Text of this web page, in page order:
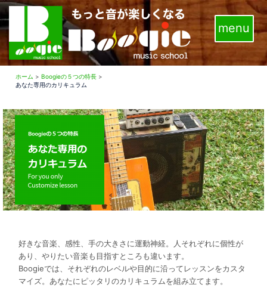
コ
ン
テ
ッ
プ
ホーム >Boogieの５つの特長 >
あなた専用のカリキュラム
好きな音楽、感性、手の大きさに運動神経。人それぞれに個性が
あり、やりたい音楽も目指すところも違います。
Boogieでは、それぞれのレベルや目的に沿ってレッスンをカスタ
マイズ。あなたにピッタリのカリキュラムを組み立てます。